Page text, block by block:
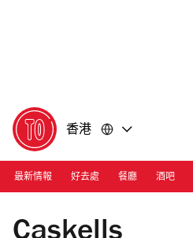
香港
最新情報 好去處 餐廳 酒吧
Photograph: TA